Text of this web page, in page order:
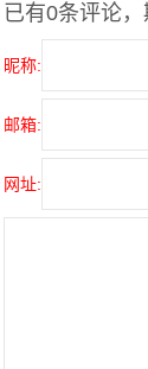
已有0条评论，
昵称:
邮箱:
网址: